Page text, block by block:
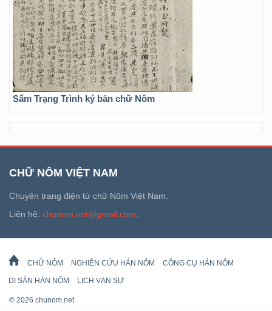
Sấm Trạng Trình ký bản chữ Nôm
CHỮ NÔM VIỆT NAM
Chuyên trang điện tử chữ Nôm Việt Nam.
Liên hệ: chunom.net@gmail.com
CHỮ NÔM NGHIÊN CỨU HÁN NÔM CÔNG CỤ HÁN NÔM
DI SẢN HÁN NÔM LỊCH VẠN SỰ
© 2026 chunom.net